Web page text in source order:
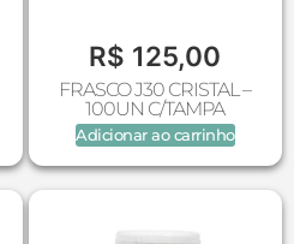
R$ 125,00
FRASCO J30 CRISTAL –
100UN C/TAMPA
Adicionar ao carrinho